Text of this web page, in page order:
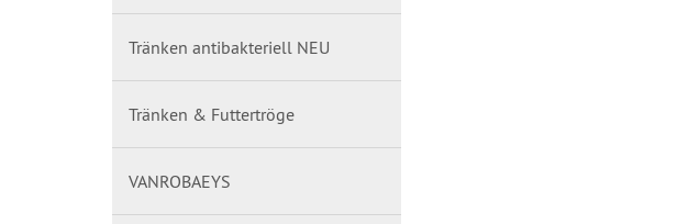
Tränken antibakteriell NEU
Tränken & Futtertröge
VANROBAEYS